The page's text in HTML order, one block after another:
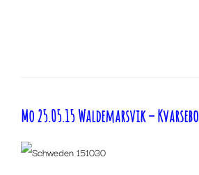
Mo 25.05.15 Waldemarsvik – Kvarsebo